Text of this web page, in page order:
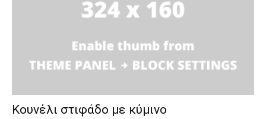
Κουνέλι στιφάδο με κύμινο